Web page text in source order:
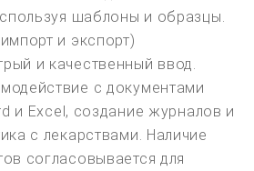
шаблоны и образцы.
и экспорт)
и качественный ввод.
с документами
и Excel, создание журналов и
с лекарствами. Наличие
согласовывается для